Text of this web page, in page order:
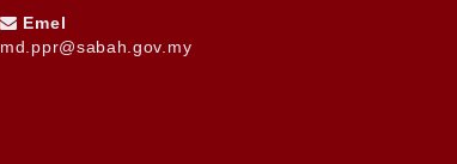
Emel
md.ppr@sabah.gov.my